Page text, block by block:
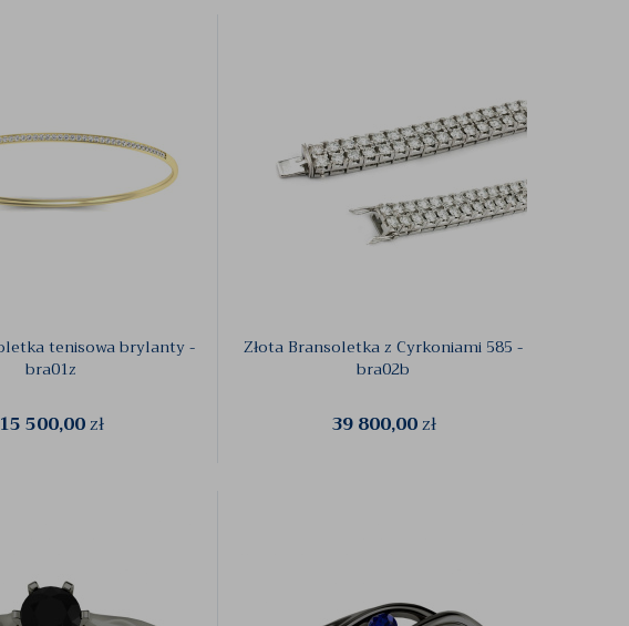
tenisowa brylanty -
bra01z
15 500,00zł
Złota Bransoletka z Cyrkoniami 585 -
bra02b
39 800,00zł